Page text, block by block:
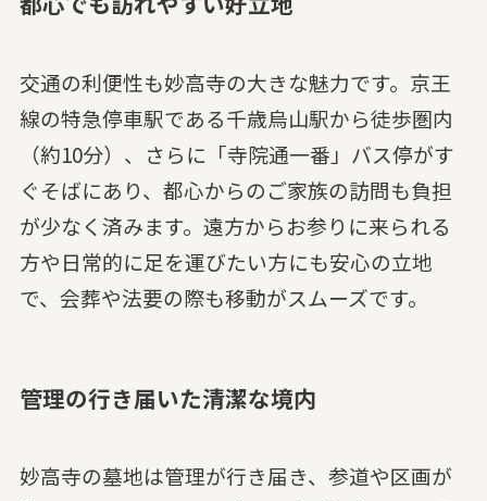
交通の利便性も妙高寺の大きな魅力です。京王
線の特急停車駅である千歳烏山駅から徒歩圏内
（約10分）、さらに「寺院通一番」バス停がす
ぐそばにあり、都心からのご家族の訪問も負担
が少なく済みます。遠方からお参りに来られる
方や日常的に足を運びたい方にも安心の立地
で、会葬や法要の際も移動がスムーズです。
管理の行き届いた清潔な境内
妙高寺の墓地は管理が行き届き、参道や区画が